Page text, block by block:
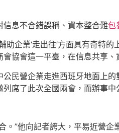
息不合錯誤稱、資本整合難包
企業‘走出往’方面具有奇特的
協會這一平臺，在信息共享
民營企業走進西班牙地面上
席了此次全國兩會，而辦事
。”他向記者誇大，平易近營